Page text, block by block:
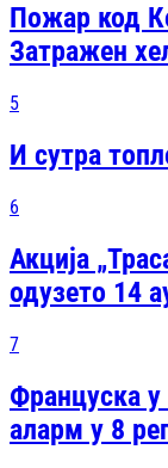
Пожар код
Затражен
5
И сутра
6
Акција
одузето 14
7
Француска у
аларм у 8